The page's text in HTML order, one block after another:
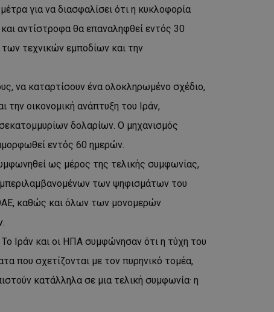
για να διασφαλίσει ότι η κυκλοφορία
αντίστροφα θα επαναληφθεί εντός 30
τεχνικών εμποδίων και την
να καταρτίσουν ένα ολοκληρωμένο σχέδιο,
οικονομική ανάπτυξη του Ιράν,
δολαρίων. Ο μηχανισμός
εντός 60 ημερών.
ως μέρος της τελικής συμφωνίας,
των ψηφισμάτων του
καθώς και όλων των μονομερών
Ιράν και οι ΗΠΑ συμφώνησαν ότι η τύχη του
που σχετίζονται με τον πυρηνικό τομέα,
κατάλληλα σε μια τελική συμφωνία· η
Corporation
συνεδρία
Αυτό το cookie ορίζεται από το
Doubleclick και παρέχει
πληροφορίες σχετικά με τον τρόπο
5 μήνες 4
εβδομάδες
Αυτό το cookie χρησιμοποιείται
επιλογές απορρήτου για την
αλληλεπίδρασή τους με την
πολιτικές και ρυθμίσεις
απορρήτου, εξασφαλίζοντας ότι
μελλοντικές συνεδρίες.
Inc.
29 λεπτά 58
κάνει έγκυρες αναφορές σχετικά με
τη χρήση του ιστότοπού τους.
Inc.
29 λεπτά 59
Αυτό το cookie χρησιμοποιείται
και ρομπότ. Αυτό είναι επωφελές